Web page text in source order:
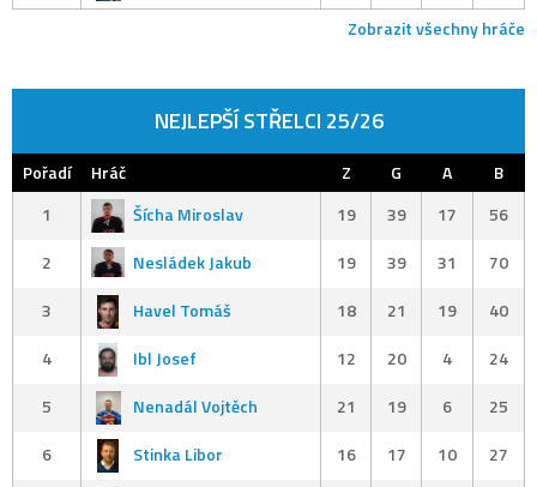
Zobrazit všechny hráče
NEJLEPŠÍ STŘELCI 25/26
Pořadí Hráč Z G A
B
1
Šícha Miroslav 19 39 17
56
2
Nesládek Jakub 19 39 31
70
3
Havel Tomáš 18 21 19
40
4
Ibl Josef 12 20 4
24
5
Nenadál Vojtěch 21 19 6
25
6
Stinka Libor 16 17 10
27